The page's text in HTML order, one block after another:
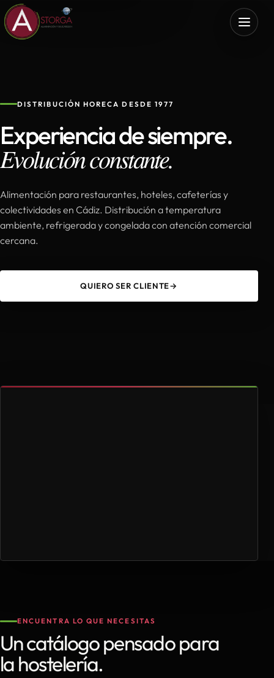
DISTRIBUCIÓN HORECA DESDE 1977
Experiencia de siempre.
Evolución constante.
Alimentación para restaurantes, hoteles, cafeterías y
colectividades en Cádiz. Distribución a temperatura
ambiente, refrigerada y congelada con atención comercial
cercana.
QUIERO SER CLIENTE→
ENCUENTRA LO QUE NECESITAS
Un catálogo pensado para
la hostelería.